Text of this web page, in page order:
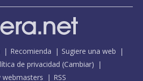
Recomienda
Sugiere una web
de privacidad (Cambiar)
webmasters RSS